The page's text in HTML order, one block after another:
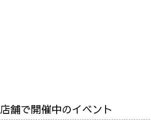
店舗で開催中のイベント